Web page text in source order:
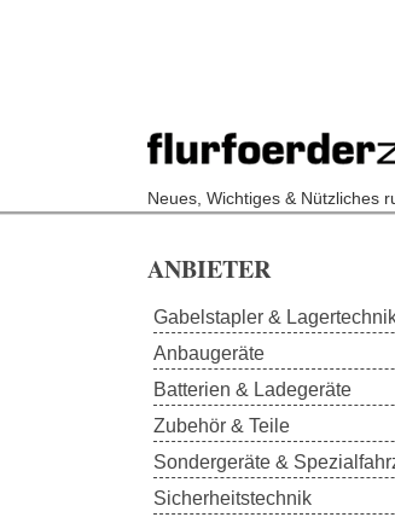
Neues, Wichtiges & Nützliches
ANBIETER
Gabelstapler &
Anbaugeräte
Batterien & Ladegeräte
Zubehör & Teile
Sondergeräte &
Sicherheitstechnik